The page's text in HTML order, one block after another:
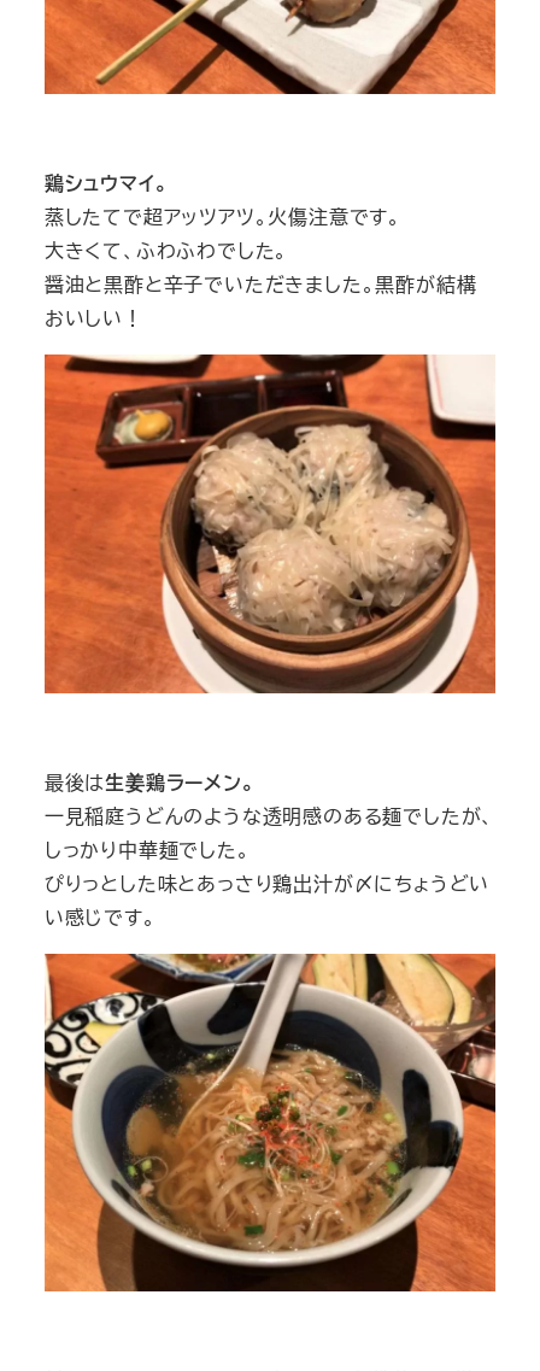
鶏シュウマイ。
蒸したてで超アッツアツ。火傷注意です。
大きくて、ふわふわでした。
醤油と黒酢と辛子でいただきました。黒酢が結構
おいしい！
最後は生姜鶏ラーメン。
一見稲庭うどんのような透明感のある麺でしたが、
しっかり中華麺でした。
ぴりっとした味とあっさり鶏出汁が〆にちょうどい
い感じです。